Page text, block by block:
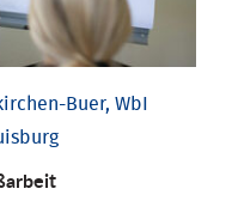
Buer, WbI